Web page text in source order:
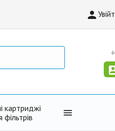

картриджі
фільтрів
